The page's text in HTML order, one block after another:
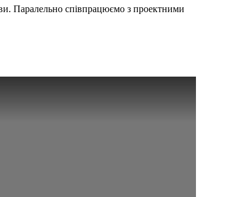
Паралельно співпрацюємо з проектними